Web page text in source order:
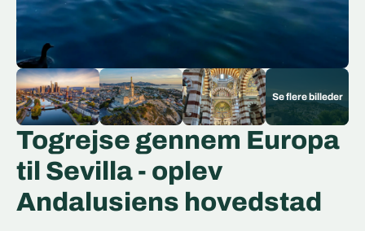
Togrejse gennem Europa
til Sevilla - oplev
Andalusiens hovedstad